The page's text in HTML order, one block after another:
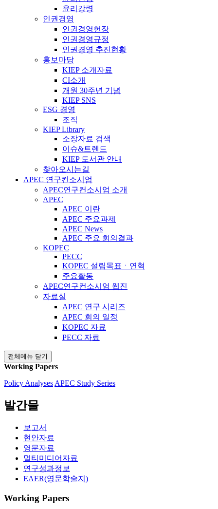
윤리강령
인권경영
인권경영헌장
인권경영규정
인권경영 추진현황
홍보마당
KIEP 소개자료
CI소개
개원 30주년 기념
KIEP SNS
ESG 경영
조직
KIEP Library
소장자료 검색
이슈&트렌드
KIEP 도서관 안내
찾아오시는길
APEC 연구컨소시엄
APEC연구컨소시엄 소개
APEC
APEC 이란
APEC 주요과제
APEC News
APEC 주요 회의결과
KOPEC
PECC
KOPEC 설립목표ㆍ연혁
주요활동
APEC연구컨소시엄 웹진
자료실
APEC 연구 시리즈
APEC 회의 일정
KOPEC 자료
PECC 자료
전체메뉴 닫기
Working Papers
Policy Analyses APEC Study Series
발간물
보고서
현안자료
영문자료
멀티미디어자료
연구성과정보
EAER(영문학술지)
Working Papers